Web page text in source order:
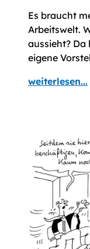
Es braucht
Arbeitswelt.
aussieht? Da
eigene
weiterlesen...